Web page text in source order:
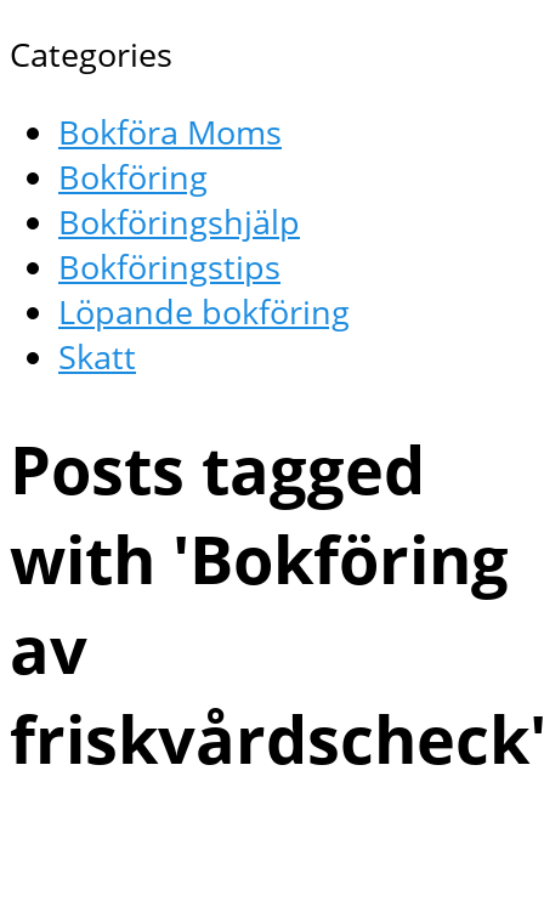
Categories
Bokföra Moms
Bokföring
Bokföringshjälp
Bokföringstips
Löpande bokföring
Skatt
Posts tagged
with 'Bokföring
av
friskvårdscheck